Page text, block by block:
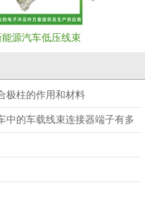
能源汽车低压线束
极柱的作用和材料
中的车载线束连接器端子有多